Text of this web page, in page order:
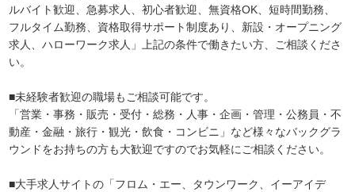
ルバイト歓迎、急募求人、初心者歓迎、無資格OK、短時間勤務、
フルタイム勤務、資格取得サポート制度あり、新設・オープニング
求人、ハローワーク求人」上記の条件で働きたい方、ご相談くださ
い。
■未経験者歓迎の職場もご相談可能です。
「営業・事務・販売・受付・総務・人事・企画・管理・公務員・不
動産・金融・旅行・観光・飲食・コンビニ」など様々なバックグラ
ウンドをお持ちの方も大歓迎ですのでお気軽にご相談ください。
■大手求人サイトの「フロム・エー、タウンワーク、イーアイデ